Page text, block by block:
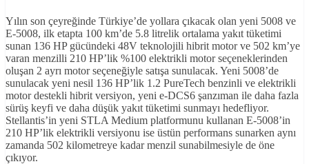
Yılın son çeyreğinde Türkiye’de yollara çıkacak olan yeni 5008 ve
E-5008, ilk etapta 100 km’de 5.8 litrelik ortalama yakıt tüketimi
sunan 136 HP gücündeki 48V teknolojili hibrit motor ve 502 km’ye
varan menzilli 210 HP’lik %100 elektrikli motor seçeneklerinden
oluşan 2 ayrı motor seçeneğiyle satışa sunulacak. Yeni 5008’de
sunulacak yeni nesil 136 HP’lik 1.2 PureTech benzinli ve elektrikli
motor destekli hibrit versiyon, yeni e-DCS6 şanzıman ile daha fazla
sürüş keyfi ve daha düşük yakıt tüketimi sunmayı hedefliyor.
Stellantis’in yeni STLA Medium platformunu kullanan E-5008’in
210 HP’lik elektrikli versiyonu ise üstün performans sunarken aynı
zamanda 502 kilometreye kadar menzil sunabilmesiyle de öne
çıkıyor.